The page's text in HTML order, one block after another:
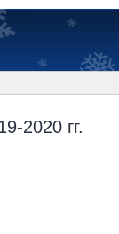
2020 гг.